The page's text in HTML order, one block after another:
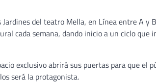
del teatro Mella, en Línea entre A y
cada semana, dando inicio a un ciclo que
exclusivo abrirá sus puertas para que el
será la protagonista.